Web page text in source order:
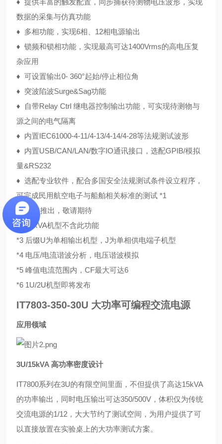
♦ 提供丰富的触发配置，同步捕获待测物电压波形，实现
数据的采集与仿真功能
♦ 多相功能，实现6相、12相电源输出
♦ 锁频和锁相功能，实现最高可达1400Vrms的高电压复
杂应用
♦ 可设置输出0- 360°起始/停止相位角
♦ 突波陷波Surge&Sag功能
♦
自带Relay Ctrl 继电器控制输出功能，可实现待测物与
源之间的电气隔离
♦ 内置IEC61000-4-11/4-13/4-14/4-28等法规测试波形
♦ 内置USB/CAN/LAN/数字IO通讯接口，选配GPIB/模拟
量&RS232
♦ 选配专业软件，配合多国安全法规测试条件设立程序，
可完成民用航空电子与船舶相关标准的测试*1
*1 即将推出，敬请期待
*2 <6kVA机型不含此功能
*3 后缀U为单相输出机型，J为单相供电端子机型
*4 电压/电流谐波分析，电压谐波模拟
*5 峰值电流范围内，CF最大可达6
*6 1U/2U机型即将发布
IT7803-350-30U 大功率可编程交流电源
应用领域
3U/15kVA 高功率密度设计
IT7800系列在3U的有限空间里面，不但提供了高达15kVA
的功率输出，同时电压输出可达350/500V，体积仅为传统
交流电源的1/12，大大节约了测试空间， 为用户提供了可
以直接放置在实验桌上的大功率测试方案。